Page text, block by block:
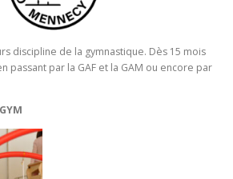
discipline de la gymnastique. Dès 15 mois
passant par la GAF et la GAM ou encore par